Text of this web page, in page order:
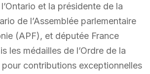
et la présidente de la
de l’Assemblée parlementaire
(APF), et députée France
les médailles de l’Ordre de la
pour contributions exceptionnelles